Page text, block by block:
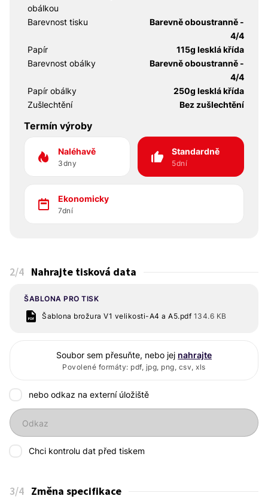
obálkou
Barevnost tisku
Barevně oboustranně -
4/4
Papír
115g lesklá křída
Barevnost obálky
Barevně oboustranně -
4/4
Papír obálky
250g lesklá křída
Zušlechtění
Bez zušlechtění
Termín výroby
Naléhavě
3dny
Standardně
5dní
Ekonomicky
7dní
2/4 Nahrajte tisková data
ŠABLONA PRO TISK
Šablona brožura V1 velikosti-A4 a A5.pdf 134.6 KB
Soubor sem přesuňte, nebo jej nahrajte
Povolené formáty: pdf, jpg, png, csv, xls
nebo odkaz na externí úložiště
Odkaz
Chci kontrolu dat před tiskem
3/4 Změna specifikace